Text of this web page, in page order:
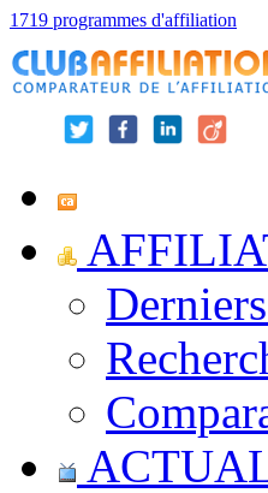
1719 programmes d'affiliation